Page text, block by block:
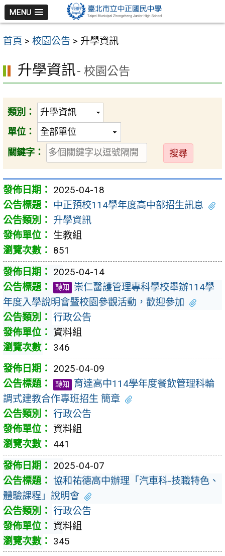
跳
至
主
內
容
區
MENU
首頁 > 校園公告 > 升學資訊
升學資訊- 校園公告
類別：
單位：
關鍵字：
送
出
2025-04-18
中正預校114學年度高中部招生訊息
升學資訊
生教組
851
2025-04-14
轉知
崇仁醫護管理專科學校舉辦114學
年度入學說明會暨校園參觀活動，歡迎參加
行政公告
資料組
346
2025-04-09
轉知
育達高中114學年度餐飲管理科輪
調式建教合作專班招生 簡章
行政公告
資料組
441
2025-04-07
協和祐德高中辦理「汽車科-技職特色、
體驗課程」說明會
行政公告
資料組
345